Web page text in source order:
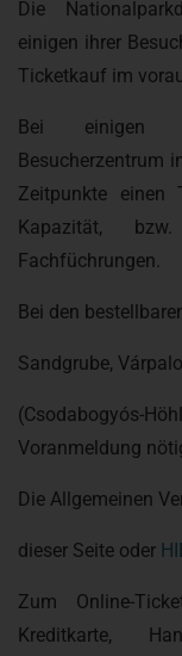
Die
einigen ihrer
Ticketkauf im
Bei einigen
Besucherzentrum
Zeitpunkte einen
Kapazität,
Fachfüchrungen.
Bei den
Sandgrube,
(Csodabogyós-
Voranmeldung
Die Allgemeinen
dieser Seite oder
Zum Online-
Kreditkarte,